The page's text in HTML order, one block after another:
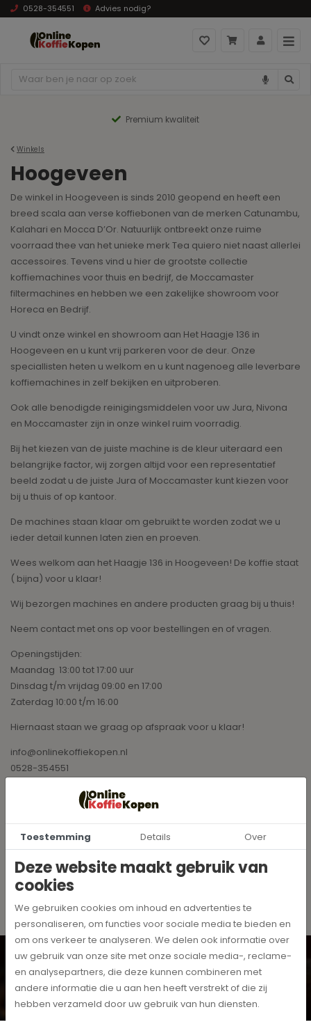
0528-354551 Advies nodig?
Premium kwaliteit
Winkels
Hoogeveen
De winkel in Hoogeveen is sinds 2010 geopend en heeft een
breed scala aan verse koffiebonen van de merken Catunambu,
Kalahari en Mocca D’Or. Natuurlijk ontbreekt onze ruime
voorraad thee van het unieke merk Tea quiero niet naast allerlei
accessoires. Tevens vind u hier de grootste collectie
koffiemachines voor thuis en bedrijf, de Moccamaster
filtermachines en hebben we een zakelijke showroom voor
Horeca en Bedrijf.
U vindt onze winkel en showroom aan Het Haagje 136 in
Hoogeveen en u kunt vrij parkeren voor de deur. Onze
speciallisten heten u welkom en u kunt nagenoeg alle leverbare
koffiemachines in zelf bekijken en uitproberen.
Ook alle benodigde reinigingsmiddelen voor uw Jura, Nivona
en Moccamaster zijn in onze winkel ruim voorradig.
Bij het kiezen van de juiste machine is de kleur uiteraard een
belangrijke factor, wij zorgen altijd voor een representatief
beeld zodat u de juiste Jura of Moccamaster kunt kiezen voor
bij u thuis of op kantoor.
De machines staan klaar om gebruikt te worden zodat we u
ieder detail kunnen laten zien en proeven.
Wees welkom aan het Haagje 136 in Hoogeveen! De koffie staat
( bijna) voor u klaar!
Wij bezorgen machines en andere producten graag bij u thuis!
Neem contact met ons op voor bestellingen en of vragen.
Openingstijden:
Maandag 13:00 tot 17:00 uur
Dinsdag t/m vrijdag 09:00 en 17:00
Zaterdag 10:00 t/m 16:00
Hiernaast staan we graag op afspraak voor u klaar!
info@onlinekoffiekopen.nl
0528-354551
Wil je op de hoogte blijven? Schrijf je dan in voor onze
digitale nieuwsbrief!
Inschrijven
Ja, ik schrijf me in voor de maandelijkse marketingpromoties
Toestemming Details Over
Deze website maakt gebruik van
cookies
We gebruiken cookies om inhoud en advertenties te
personaliseren, om functies voor sociale media te bieden en
om ons verkeer te analyseren. We delen ook informatie over
uw gebruik van onze site met onze sociale media-, reclame-
en analysepartners, die deze kunnen combineren met
andere informatie die u aan hen heeft verstrekt of die zij
hebben verzameld door uw gebruik van hun diensten.